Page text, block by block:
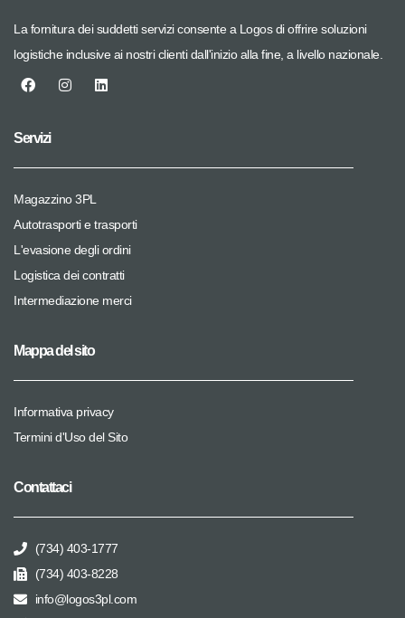
La fornitura dei suddetti servizi consente a Logos di offrire soluzioni
logistiche inclusive ai nostri clienti dall'inizio alla fine, a livello nazionale.
Servizi
Magazzino 3PL
Autotrasporti e trasporti
L'evasione degli ordini
Logistica dei contratti
Intermediazione merci
Mappa del sito
Informativa privacy
Termini d'Uso del Sito
Contattaci
(734) 403-1777
(734) 403-8228
info@logos3pl.com